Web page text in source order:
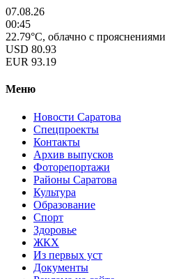
07.08.26
00:45
22.79°C, облачно с прояснениями
USD 80.93
EUR 93.19
Меню
Новости Саратова
Спецпроекты
Контакты
Архив выпусков
Фоторепортажи
Районы Саратова
Культура
Образование
Спорт
Здоровье
ЖКХ
Из пеpвых уст
Документы